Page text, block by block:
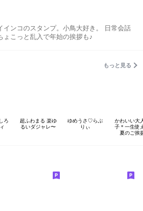
インコのスタンプ。小鳥大好き。 日常会話
ょこっと乱入で年始の挨拶も♪
もっと見る
ろ
超ふわまる 楽ゆ
るいダジャレ〜
ゆめうさ♡らぶ
りぃ
かわいい大
子＊一生使
夏のご挨